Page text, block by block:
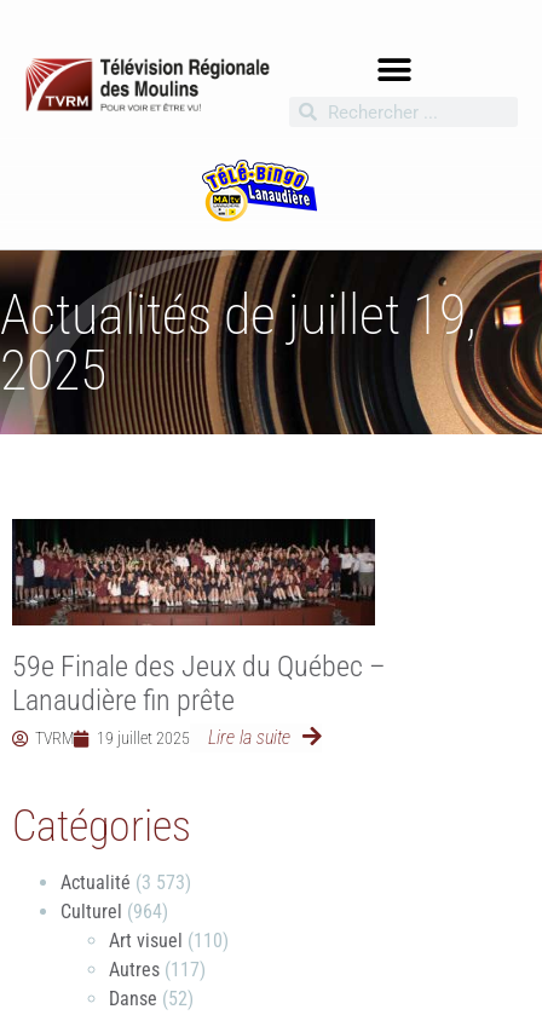
Actualités de juillet 19,
2025
59e Finale des Jeux du Québec –
Lanaudière fin prête
TVRM 19 juillet 2025 Lire la suite
Catégories
Actualité (3 573)
Culturel (964)
Art visuel (110)
Autres (117)
Danse (52)